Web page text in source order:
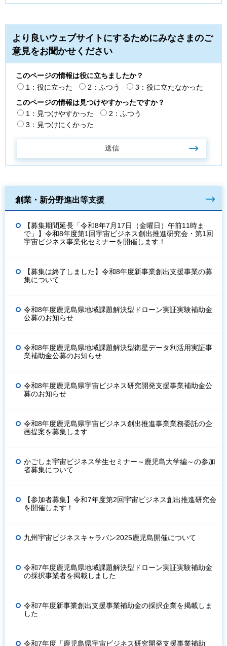
より良いウェブサイトにするためにみなさまのご
意見をお聞かせください
このページの情報は役に立ちましたか？
1：役に立った
2：ふつう
3：役に立たなかった
このページの情報は見つけやすかったですか？
1：見つけやすかった
2：ふつう
3：見つけにくかった
創業・新分野進出等支援
【募集期間延長「令和8年7月17日（金曜日）午前11時ま
で」】令和8年度第1回宇宙ビジネス創出推進研究会・第1回
宇宙ビジネス事業化セミナーを開催します！
【募集は終了しました】令和8年度新事業創出支援事業の募
集について
令和8年度鹿児島県地域課題解決型ドローン実証実験補助金
公募のお知らせ
令和8年度鹿児島県地域課題解決型衛星データ利活用実証事
業補助金公募のお知らせ
令和8年度鹿児島県宇宙ビジネス研究開発支援事業補助金公
募のお知らせ
令和8年度鹿児島県宇宙ビジネス創出推進事業業務委託の企
画提案を募集します
かごしま宇宙ビジネス学生セミナー～鹿児島大学編～の参加
者募集について
【参加者募集】令和7年度第2回宇宙ビジネス創出推進研究会
を開催します！
九州宇宙ビジネスキャラバン2025鹿児島開催について
令和7年度鹿児島県地域課題解決型ドローン実証実験補助金
の採択事業者を掲載しました
令和7年度新事業創出支援事業補助金の採択企業を掲載しま
した
令和7年度「鹿児島県宇宙ビジネス研究開発支援事業補助